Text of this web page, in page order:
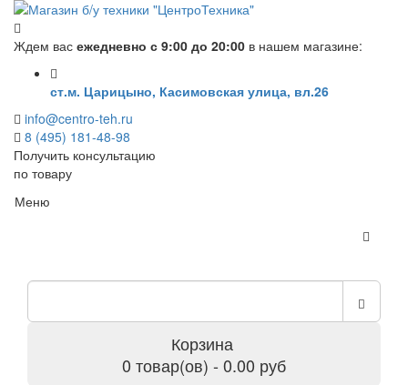
Ждем вас ежедневно с 9:00 до 20:00 в нашем магазине:
ст.м. Царицыно, Касимовская улица, вл.26
info@centro-teh.ru
8 (495) 181-48-98
Получить консультацию
по товару
Меню
Корзина
0 товар(ов) - 0.00 руб